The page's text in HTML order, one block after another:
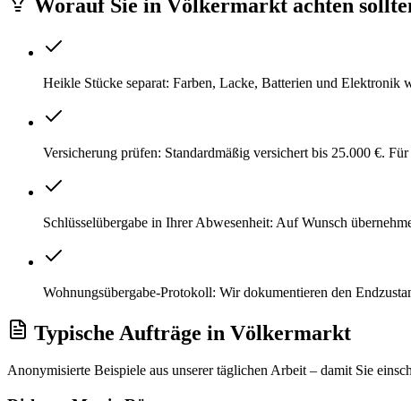
Worauf Sie in Völkermarkt achten
Heikle Stücke separat: Farben, Lacke, Batterien und Elektronik
Versicherung prüfen: Standardmäßig versichert bis 25.000 €.
Schlüsselübergabe in Ihrer Abwesenheit: Auf Wunsch
Wohnungsübergabe-Protokoll: Wir dokumentieren den
Typische Aufträge in Völkermarkt
Anonymisierte Beispiele aus unserer täglichen Arbeit – damit Sie